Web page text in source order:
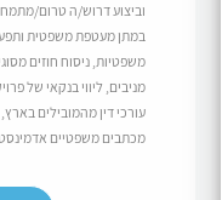
וביצוע דרוש/ה טרום/
במתן מעטפת משפטית
משפטיות, ניסוח חוזים
מניבים, ליווי בנקאי של
עורכי דין מהמובילים
מכתבים משפטיים